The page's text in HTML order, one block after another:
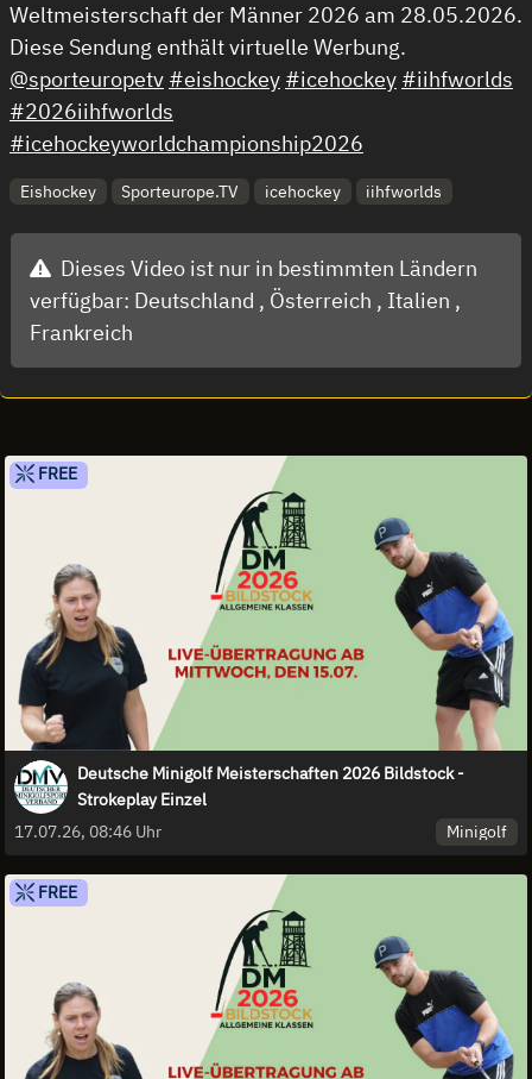
Weltmeisterschaft der Männer 2026 am 28.05.2026.
Diese Sendung enthält virtuelle Werbung.
@sporteuropetv #eishockey #icehockey #iihfworlds
#2026iihfworlds
#icehockeyworldchampionship2026
Eishockey Sporteurope.TV icehockey iihfworlds
Dieses Video ist nur in bestimmten Ländern
verfügbar: Deutschland , Österreich , Italien ,
Frankreich
FREE
Deutsche Minigolf Meisterschaften 2026 Bildstock -
Strokeplay Einzel
17.07.26, 08:46 Uhr
Minigolf
FREE